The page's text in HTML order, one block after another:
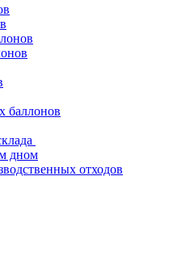
баллонов
дном
отходов